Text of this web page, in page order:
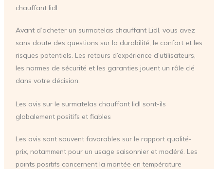
chauffant lidl
Avant d’acheter un surmatelas chauffant Lidl, vous avez
sans doute des questions sur la durabilité, le confort et les
risques potentiels. Les retours d’expérience d’utilisateurs,
les normes de sécurité et les garanties jouent un rôle clé
dans votre décision.
Les avis sur le surmatelas chauffant lidl sont-ils
globalement positifs et fiables
Les avis sont souvent favorables sur le rapport qualité-
prix, notamment pour un usage saisonnier et modéré. Les
points positifs concernent la montée en température